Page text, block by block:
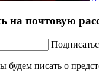
на почтовую
будем писать о